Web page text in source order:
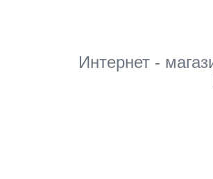
Интернет -